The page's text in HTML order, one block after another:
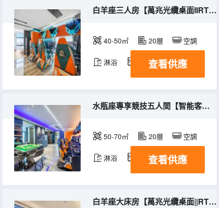
白羊座三人房【萬兆光纜桌面IIRTX4060顯卡II全智能II網吧特權】
40-50㎡ 20層 空調
淋浴 冰箱查看供應
水瓶座專享競技五人間【智能客控+公區自助洗衣機+網吧特權】
50-70㎡ 20層 空調
淋浴 冰箱查看供應
白羊座大床房【萬兆光纜桌面||RTX4060||網吧特權||全智能客控】